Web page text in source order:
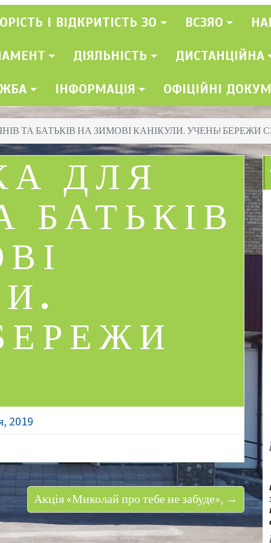
І ВІДКРИТІСТЬ ЗО ВСЗЯО
ДІЯЛЬНІСТЬ ДИСТАНЦІЙНА
ІНФОРМАЦІЯ ОФІЦІЙНІ
ТА БАТЬКІВ НА ЗИМОВІ КАНІКУЛИ. УЧЕНЬ! БЕРЕЖИ
ДЛЯ
БАТЬКІВ
2019
Акція «Миколай про тебе не забуде», →